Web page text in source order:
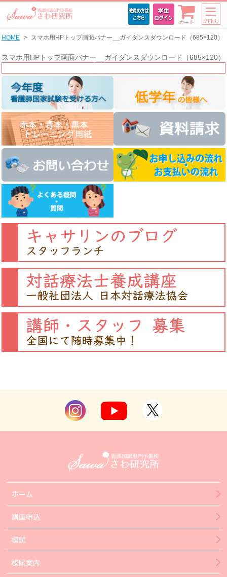
カート MENU
HOME スマホ用HPトップ画面バナー__ガイダンスダウンロード（685×120）
スマホ用HPトップ画面バナー__ガイダンスダウンロード（685×120）
ホーム
講座申込
模試
模試案内